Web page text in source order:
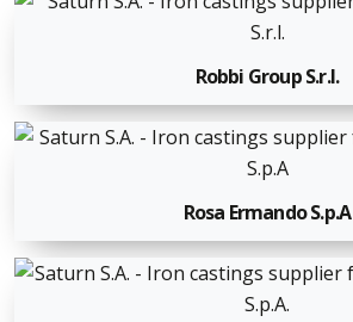
Robbi Group S.r.l.
Rosa Ermando S.p.A